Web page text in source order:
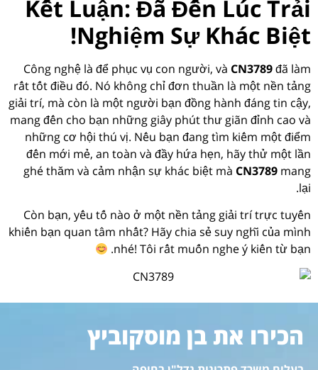
Kết Luận: Đã Đến Lúc Trải
Nghiệm Sự Khác Biệt!
Công nghệ là để phục vụ con người, và CN3789đã làm
rất tốt điều đó. Nó không chỉ đơn thuần là một nền tảng
giải trí, mà còn là một người bạn đồng hành đáng tin cậy,
mang đến cho bạn những giây phút thư giãn đỉnh cao và
những cơ hội thú vị. Nếu bạn đang tìm kiếm một điểm
đến mới mẻ, an toàn và đầy hứa hẹn, hãy thử một lần
ghé thăm và cảm nhận sự khác biệt mà CN3789 mang
lại.
Còn bạn, yếu tố nào ở một nền tảng giải trí trực tuyến
khiến bạn quan tâm nhất? Hãy chia sẻ suy nghĩ của mình
nhé! Tôi rất muốn nghe ý kiến từ bạn.
הכירו את בן מוסקוביץ